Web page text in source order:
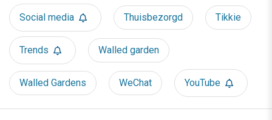
Social media Thuisbezorgd Tikkie
Trends Walled garden
Walled Gardens WeChat YouTube